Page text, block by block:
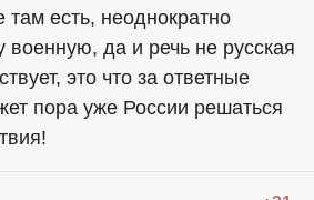
есть, неоднократно
военную, да и речь не русская
это что за ответные
пора уже России решаться